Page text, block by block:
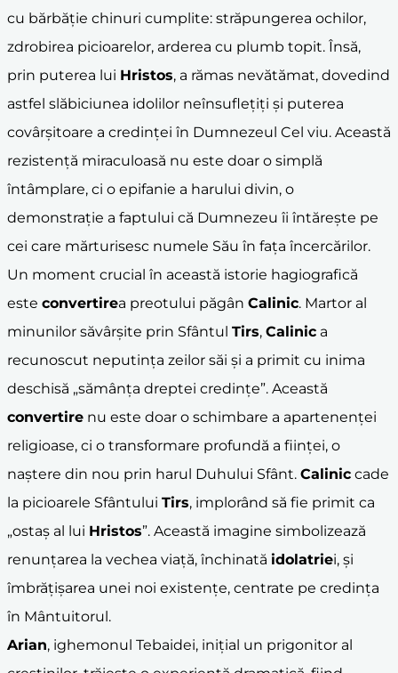
cu bărbăție chinuri cumplite: străpungerea ochilor,
zdrobirea picioarelor, arderea cu plumb topit. Însă,
prin puterea lui Hristos, a rămas nevătămat, dovedind
astfel slăbiciunea idolilor neînsuflețiți și puterea
covârșitoare a credinței în Dumnezeul Cel viu. Această
rezistență miraculoasă nu este doar o simplă
întâmplare, ci o epifanie a harului divin, o
demonstrație a faptului că Dumnezeu îi întărește pe
cei care mărturisesc numele Său în fața încercărilor.
Un moment crucial în această istorie hagiografică
este convertirea preotului păgân Calinic. Martor al
minunilor săvârșite prin Sfântul Tirs, Calinic a
recunoscut neputința zeilor săi și a primit cu inima
deschisă „sămânța dreptei credințe”. Această
convertire nu este doar o schimbare a apartenenței
religioase, ci o transformare profundă a ființei, o
naștere din nou prin harul Duhului Sfânt. Calinic cade
la picioarele Sfântului Tirs, implorând să fie primit ca
„ostaș al lui Hristos”. Această imagine simbolizează
renunțarea la vechea viață, închinată idolatriei, și
îmbrățișarea unei noi existențe, centrate pe credința
în Mântuitorul.
Arian, ighemonul Tebaidei, inițial un prigonitor al